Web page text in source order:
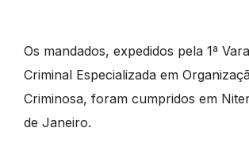
Os mandados, expedidos pela 1ª Vara
Criminal Especializada em
Criminosa, foram cumpridos em
de Janeiro.